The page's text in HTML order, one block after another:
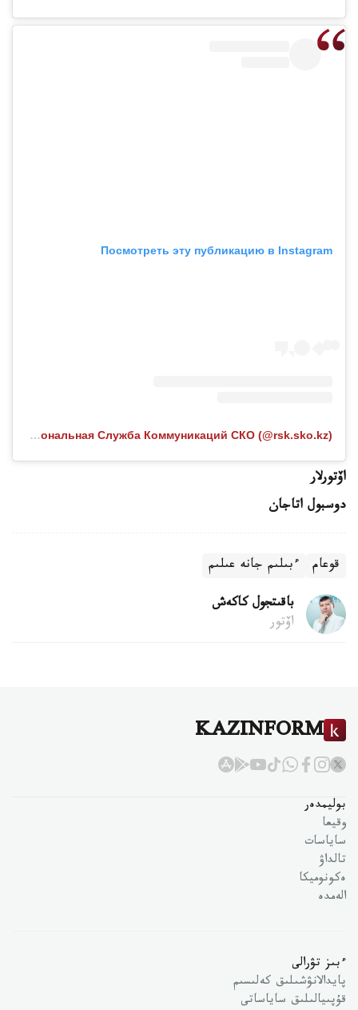
Посмотреть эту публикацию в Instagram
Публикация от Региональная Служба Коммуникаций СКО (@rsk.sko.kz)
اۆتورلار
دوسبول اتاجان
قوعام ءبىلىم جانە عىلىم
باقىتجول كاكەش
اۆتور
KAZINFORM
بوليمدەر
وقيعا
ساياسات
تالداۋ
ەكونوميكا
الەمدە
ءبىز تۋرالى
پايدالانۋشىلىق كەلىسىم
قۇپىيالىلىق ساياساتى